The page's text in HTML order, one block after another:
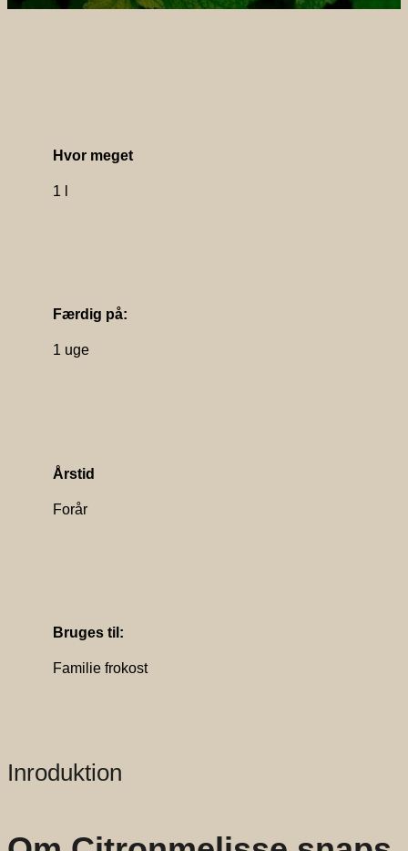
Hvor meget
1 l
Færdig på:
1 uge
Årstid
Forår
Bruges til:
Familie frokost
Inroduktion